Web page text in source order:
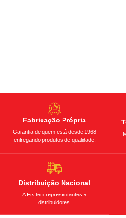
Fabricação Própria
Garantia de quem está desde 1968
entregando produtos de qualidade.
Distribuição Nacional
A Fix tem representantes e
distribuidores.